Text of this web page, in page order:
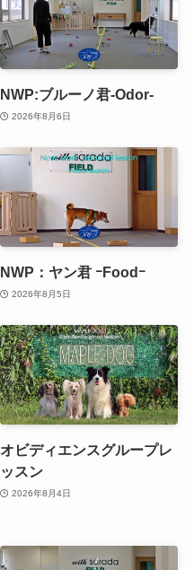
NWP:ブルーノ君-Odor-
2026年8月6日
NWP：ヤン君 ｰFoodｰ
2026年8月5日
オビディエンスグループレ
ッスン
2026年8月4日